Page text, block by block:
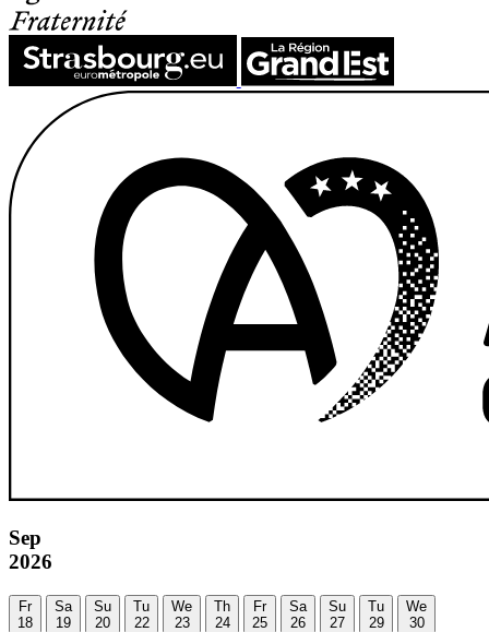
Sep
2026
Fr
18
Sa
19
Su
20
Tu
22
We
23
Th
24
Fr
25
Sa
26
Su
27
Tu
29
We
30